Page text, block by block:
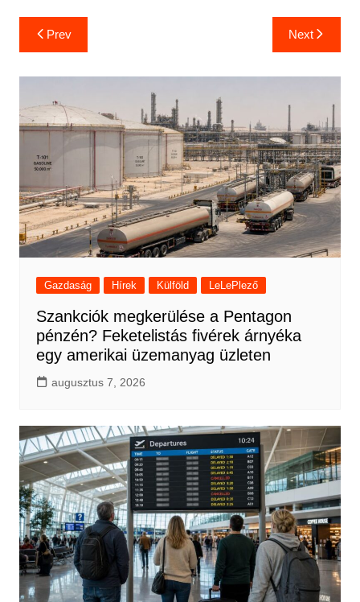
Bejegyzés
navigáció
Prev Next
Gazdaság Hírek Külföld LeLePlező
Szankciók megkerülése a Pentagon
pénzén? Feketelistás fivérek árnyéka
egy amerikai üzemanyag üzleten
augusztus 7, 2026